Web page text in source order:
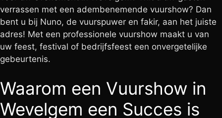
verrassen met een adembenemende vuurshow? Dan
bent u bij Nuno, de vuurspuwer en fakir, aan het juiste
adres! Met een professionele vuurshow maakt u van
uw feest, festival of bedrijfsfeest een onvergetelijke
gebeurtenis.
Waarom een Vuurshow in
Wevelgem een Succes is